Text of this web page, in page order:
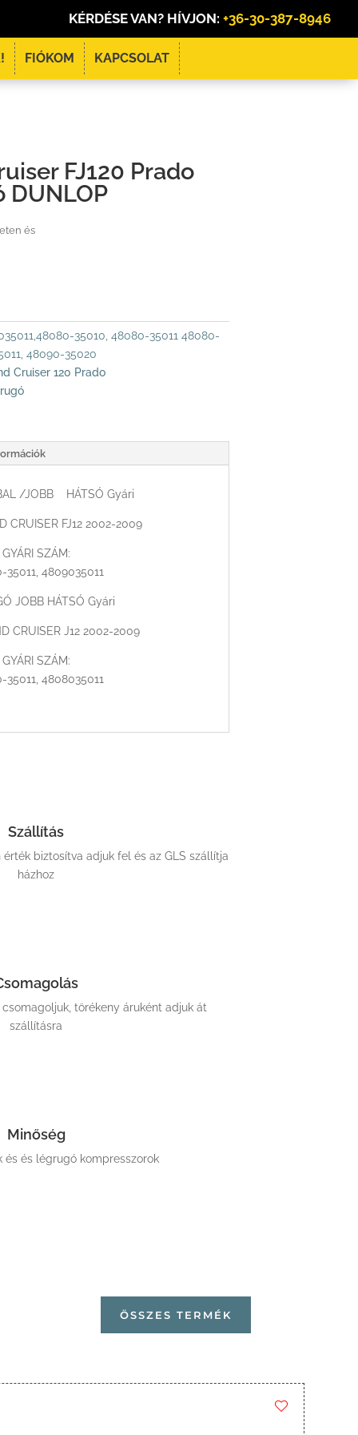
KÉRDÉSE VAN? HÍVJON:+36-30-387-8946
FIÓKOM KAPCSOLAT
FJ120 Prado
DUNLOP
és
35010, 48080-35011 48080-
48090-35020
Cruiser 120 Prado
/JOBB HÁTSÓ Gyári
CRUISER FJ12 2002-2009
GYÁRI SZÁM:
35011, 4809035011
JOBB HÁTSÓ Gyári
CRUISER J12 2002-2009
GYÁRI SZÁM:
35011, 4808035011
Szállítás
biztosítva adjuk fel és az GLS szállítja
házhoz
törékeny áruként adjuk át
szállításra
Minőség
és és légrugó kompresszorok
ÖSSZES TERMÉK